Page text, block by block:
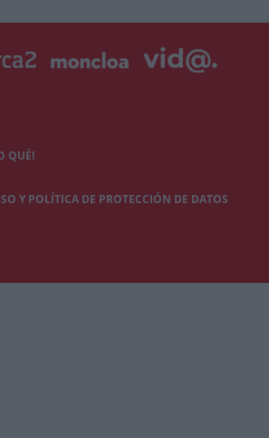
QUÉ!
Y POLÍTICA DE PROTECCIÓN DE DATOS